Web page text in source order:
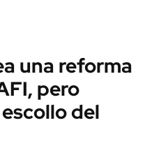
una reforma
pero
del